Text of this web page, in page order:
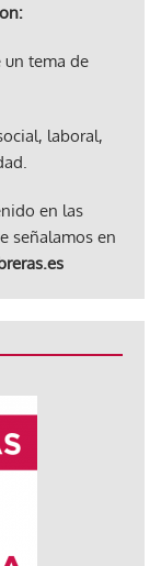
tema de
laboral,
en las
señalamos en